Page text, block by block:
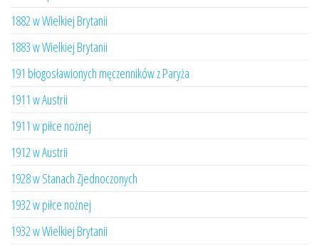
1882 w Wielkiej Brytanii
1883 w Wielkiej Brytanii
191 błogosławionych męczenników z Paryża
1911 w Austrii
1911 w piłce nożnej
1912 w Austrii
1928 w Stanach Zjednoczonych
1932 w piłce nożnej
1932 w Wielkiej Brytanii